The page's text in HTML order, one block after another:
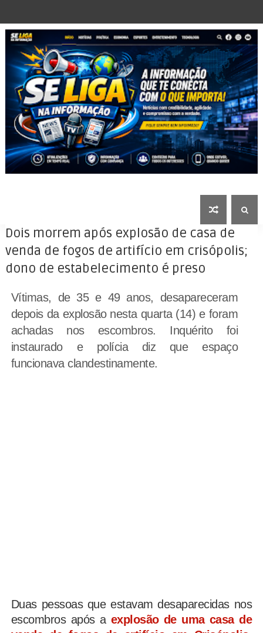
Dois morrem após explosão de casa de
venda de fogos de artifício em crisópolis;
dono de estabelecimento é preso
Vítimas, de 35 e 49 anos, desapareceram
depois da explosão nesta quarta (14) e foram
achadas nos escombros. Inquérito foi
instaurado e polícia diz que espaço
funcionava clandestinamente.
Duas pessoas que estavam desaparecidas nos
escombros após a explosão de uma casa de